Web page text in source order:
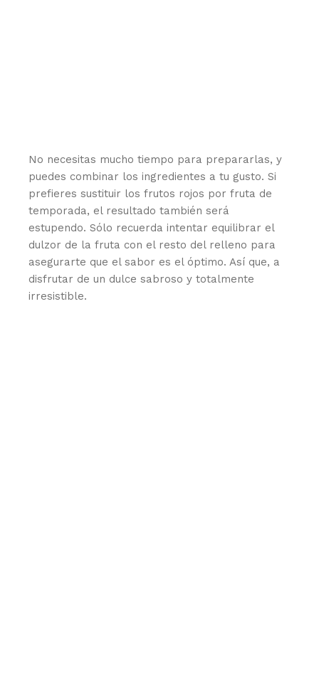
No necesitas mucho tiempo para prepararlas, y
puedes combinar los ingredientes a tu gusto. Si
prefieres sustituir los frutos rojos por fruta de
temporada, el resultado también será
estupendo. Sólo recuerda intentar equilibrar el
dulzor de la fruta con el resto del relleno para
asegurarte que el sabor es el óptimo. Así que, a
disfrutar de un dulce sabroso y totalmente
irresistible.